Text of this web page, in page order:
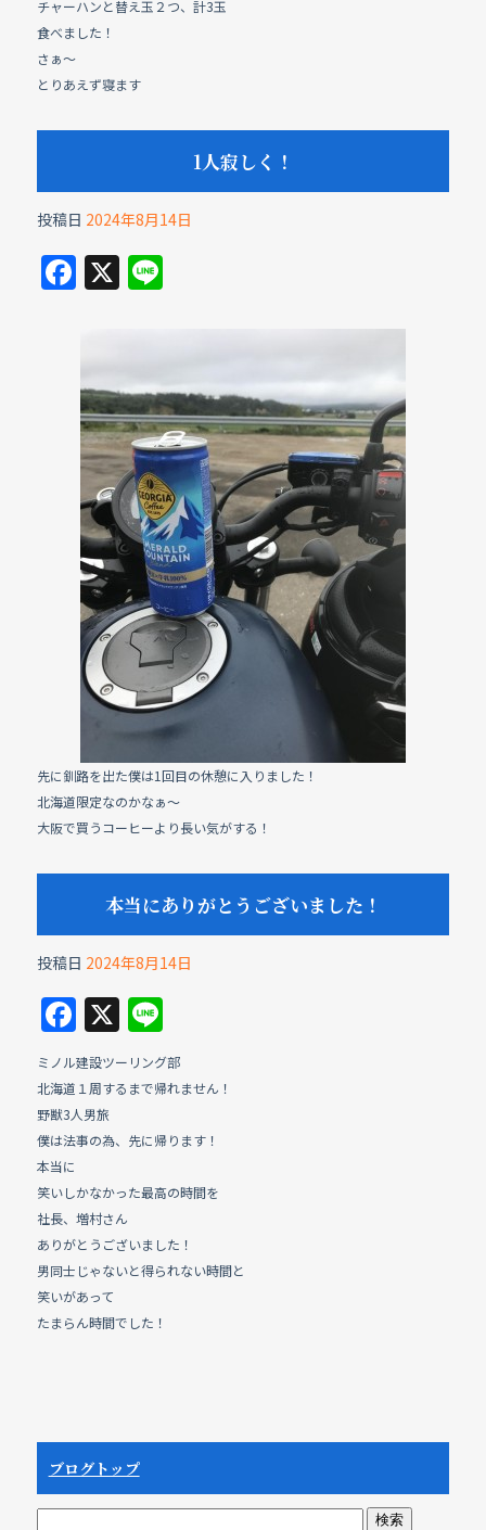
チャーハンと替え玉２つ、計3玉
食べました！
さぁ〜
とりあえず寝ます
1人寂しく！
投稿日 2024年8月14日
F
a
e
b
o
o
k
X Li
e
先に釧路を出た僕は1回目の休憩に入りました！
北海道限定なのかなぁ〜
大阪で買うコーヒーより長い気がする！
本当にありがとうございました！
投稿日 2024年8月14日
F
a
c
e
b
o
o
k
X Li
n
e
ミノル建設ツーリング部
北海道１周するまで帰れません！
野獣3人男旅
僕は法事の為、先に帰ります！
本当に
笑いしかなかった最高の時間を
社長、増村さん
ありがとうございました！
男同士じゃないと得られない時間と
笑いがあって
たまらん時間でした！
ブログトップ